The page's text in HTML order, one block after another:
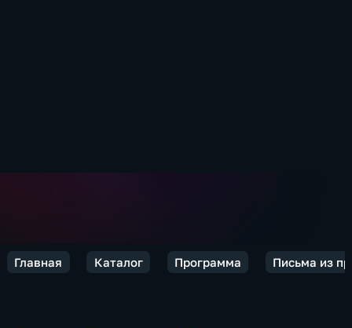
Главная Каталог Программа Письма из